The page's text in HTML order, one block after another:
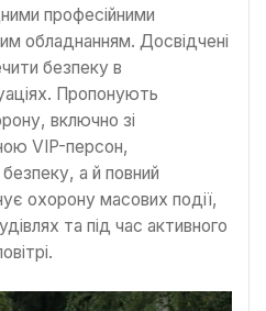
професійними
обладнанням. Досвідчені
безпеку в
Пропонують
включно зі
VIP-персон,
а й повний
охорону масових події,
та під час активного